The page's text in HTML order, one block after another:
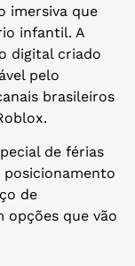
imersiva que
infantil. A
digital criado
pelo
brasileiros
de férias
posicionamento
de
opções que vão